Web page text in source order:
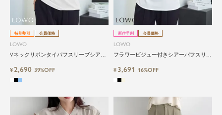
特別割引 会員価格
LOWO
Vネックリボンタイパフスリーブシアー
¥2,690 39%OFF
新作早割 会員価格
LOWO
フラワービジュー付きシアーパフスリー
¥ 3,691 16%OFF